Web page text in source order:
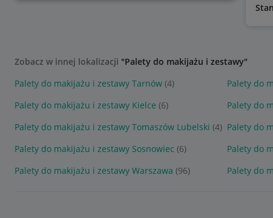
Zobacz w innej lokalizacji "Palety do makijażu i zestawy"
Palety do makijażu i zestawy Tarnów (4) Palety do
Palety do makijażu i zestawy Kielce (6) Palety do
Palety do makijażu i zestawy Tomaszów Lubelski (4) Palety do
Palety do makijażu i zestawy Sosnowiec (6) Palety do
Palety do makijażu i zestawy Warszawa (96) Palety do